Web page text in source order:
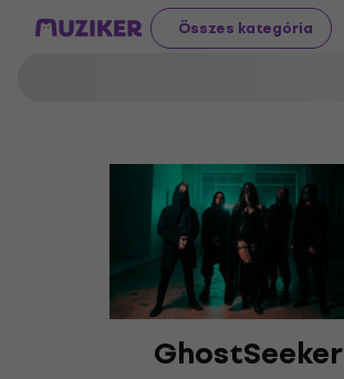
Összes kategória
GhostSeeker